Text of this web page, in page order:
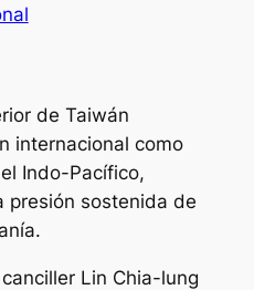
de Taiwán
internacional como
Indo-Pacífico,
presión sostenida de
Lin Chia-lung